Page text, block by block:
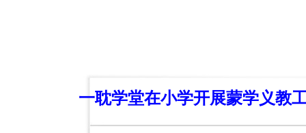
一耽学堂在小学开展蒙学义教